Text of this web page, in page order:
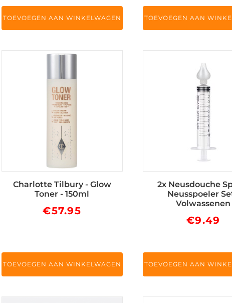
TOEVOEGEN AAN WINKELWAGEN TOEVOEGEN AAN
Charlotte Tilbury - Glow
Toner - 150ml
€57.95
TOEVOEGEN AAN WINKELWAGEN
2x Neusdouche
Neusspoeler
Volwassenen
€9.49
TOEVOEGEN AAN